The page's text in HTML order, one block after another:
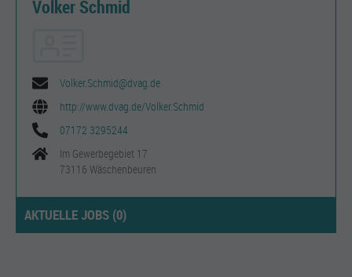
Volker Schmid
Volker.Schmid@dvag.de
http://www.dvag.de/Volker.Schmid
07172 3295244
Im Gewerbegebiet 17
73116 Wäschenbeuren
AKTUELLE JOBS (0)